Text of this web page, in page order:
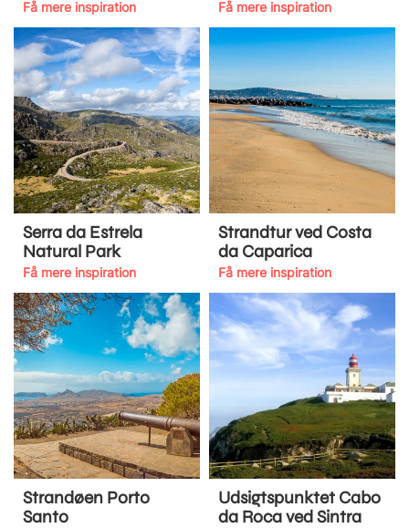
Få mere inspiration Få mere inspiration
Serra da Estrela
Natural Park
Få mere inspiration
Strandtur ved Costa
da Caparica
Få mere inspiration
Strandøen Porto
Santo
Udsigtspunktet Cabo
da Roca ved Sintra